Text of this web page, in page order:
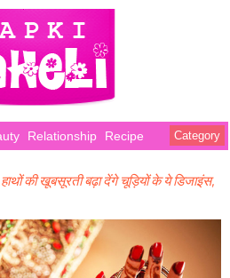
Relationship Recipe Category
हाथों की खूबसूरती बढ़ा देंगे चूड़ियों के ये डिजाइंस,